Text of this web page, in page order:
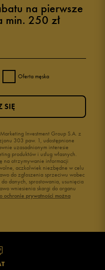
na pierwsze
min. 250 zł
Oferta męska
Investment Group S.A. z
303 paw. 1, udostępnione
uzasadnionym interesie
produktów i usług własnych.
na otrzymywanie informacji
aczkolwiek niezbędne w celu
do zgłoszenia sprzeciwu wobec
danych, sprostowania, usunięcia
wniesienia skargi do organu
ochronie prywatności można
SIĘ